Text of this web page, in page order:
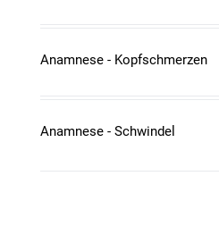
Anamnese - Kopfschmerzen
Anamnese - Schwindel